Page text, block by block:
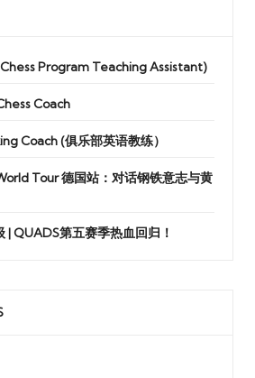
Program Teaching Assistant)
Coach
Coach (俱乐部英语教练）
Tour 德国站：对话钢铁意志与黄
| QUADS第五赛季热血回归！